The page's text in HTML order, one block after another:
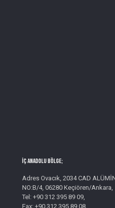
İç Anadolu Bölge;
Adres Ovacık, 2034 CAD
NO:B/4, 06280 Keçiören/Ankara,
Tel: +90 312 395 89 09,
Fax: +90 312 395 89 08,